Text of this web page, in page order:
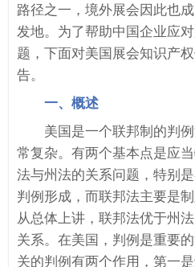
路径之一，境外展会因此也
发地。为了帮助中国企业应
题，下面对美国展会知识产
告。
一、概述
美国是一个联邦制的判
常复杂。有两个基本点是应
法与州法的关系问题，特别
判例形成，而联邦法主要是
从总体上讲，联邦法优于州
关系。在美国，判例是重要
关的判例有两个作用，第一